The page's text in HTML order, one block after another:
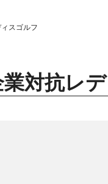
スゴルフ
対抗レ